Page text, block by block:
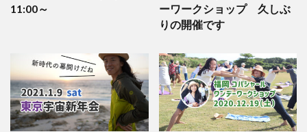
11:00～
ーワークショップ 久しぶ
りの開催です